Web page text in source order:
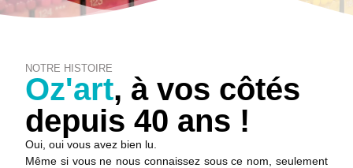
NOTRE HISTOIRE
Oz'art, à vos côtés
depuis 40 ans !
Oui, oui vous avez bien lu.
Même si vous ne nous connaissez sous ce nom, seulement